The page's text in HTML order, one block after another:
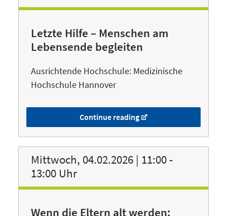
Letzte Hilfe – Menschen am
Lebensende begleiten
Ausrichtende Hochschule: Medizinische
Hochschule Hannover
Continue reading
Mittwoch, 04.02.2026 | 11:00 -
13:00 Uhr
Wenn die Eltern alt werden: